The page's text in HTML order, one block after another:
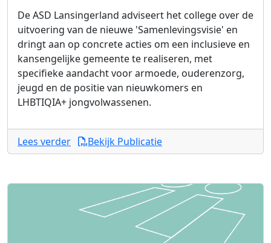
De ASD Lansingerland adviseert het college over de
uitvoering van de nieuwe 'Samenlevingsvisie' en
dringt aan op concrete acties om een inclusieve en
kansengelijke gemeente te realiseren, met
specifieke aandacht voor armoede, ouderenzorg,
jeugd en de positie van nieuwkomers en
LHBTIQIA+ jongvolwassenen.
Lees verder Bekijk Publicatie